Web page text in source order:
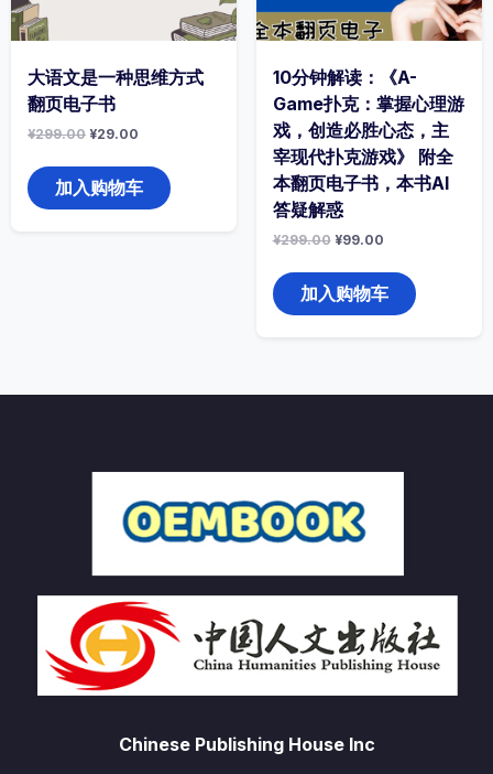
页
面
选
择
这
些
选
项
大语文是一种思维方式
翻页电子书
¥299.00 原
为：
¥299.00。
¥29.00
价
格
加入购物车
10分钟解读：《A-
Game扑克：掌握心理游
戏，创造必胜心态，主
宰现代扑克游戏》 附全
本翻页电子书，本书AI
答疑解惑
¥299.00 原
为：
¥299.00。
¥99.00当
价
格
加入购物车
Chinese Publishing House Inc